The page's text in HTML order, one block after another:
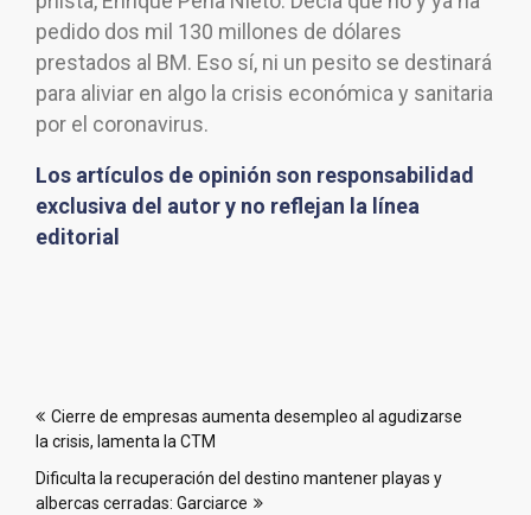
pedido dos mil 130 millones de dólares
prestados al BM. Eso sí, ni un pesito se destinará
para aliviar en algo la crisis económica y sanitaria
por el coronavirus.
Los artículos de opinión son responsabilidad
exclusiva del autor y no reflejan la línea
editorial
de
entradas
Cierre de empresas aumenta desempleo al agudizarse
la crisis, lamenta la CTM
Dificulta la recuperación del destino mantener playas y
albercas cerradas: Garciarce